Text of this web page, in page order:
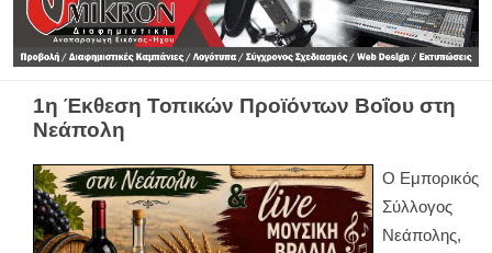
1η Έκθεση Τοπικών Προϊόντων Βοΐου στη
Νεάπολη
Ο Εμπορικός
Σύλλογος
Νεάπολης,